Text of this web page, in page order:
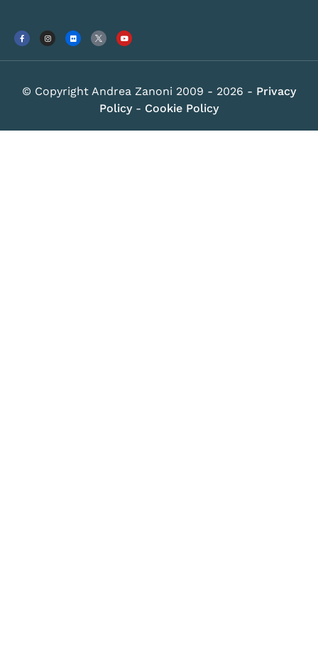
© Copyright Andrea Zanoni 2009 - 2026 - Privacy
Policy - Cookie Policy